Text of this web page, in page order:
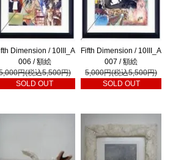
Dimension / 10III_A
006 / 額絵
円(税込5,500円)
SOLD OUT
Fifth Dimension / 10III_A
007 / 額絵
5,000円(税込5,500円)
SOLD OUT